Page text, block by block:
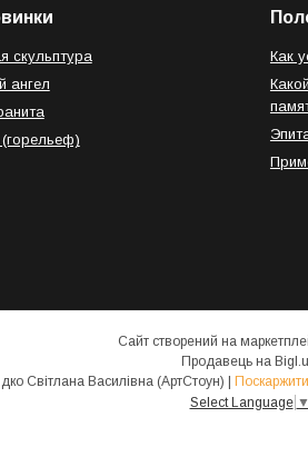
скульптура
ангел
Как
Сайт створений на
Продавець на
Select Language ▼